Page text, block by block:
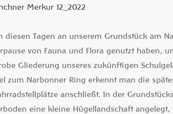
diesen Tagen an unserem Grundstück am
von Fauna und Flora genutzt haben,
Gliederung unseres zukünftigen
zum Narbonner Ring erkennt man die
anschließt. In der
eine kleine Hügellandschaft